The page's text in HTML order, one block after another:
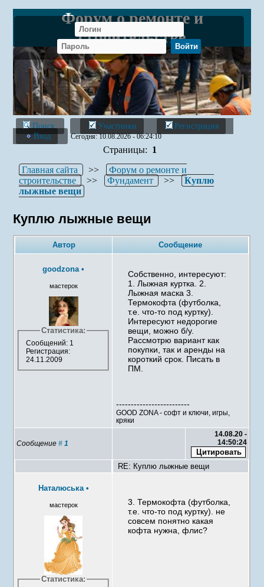
Форум о ремонте и
строительстве
Поиск Участники
Регистрация
Вход
Сегодня: 10.08.2026 - 06:24:10
Страницы: 1
Главная сайта
>>
Форум о ремонте и
строительстве
>> Фундамент >>
Куплю
лыжные вещи
Куплю лыжные вещи
Автор Сообщение
goodzona •
мастерок
Статистика:
Сообщений: 1
Регистрация:
24.11.2009
Собственно, интересуют:
1. Лыжная куртка. 2.
Лыжная маска 3.
Термокофта (футболка,
т.е. что-то под куртку).
Интересуют недорогие
вещи, можно б/у.
Рассмотрю вариант как
покупки, так и аренды на
короткий срок. Писать в
ПМ.
-------------------------
GOOD ZONA - софт и ключи, игры,
кряки
Сообщение#1
14.08.20 -
14:50:24
RE: Куплю лыжные вещи
Наталюська •
мастерок
Статистика:
3. Термокофта (футболка,
т.е. что-то под куртку). не
совсем понятно какая
кофта нужна, флис?